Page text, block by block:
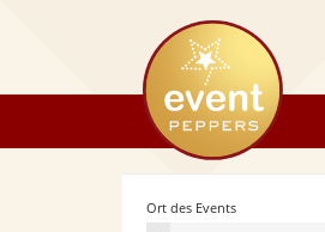
eventpeppers
Ort des Events
Radius